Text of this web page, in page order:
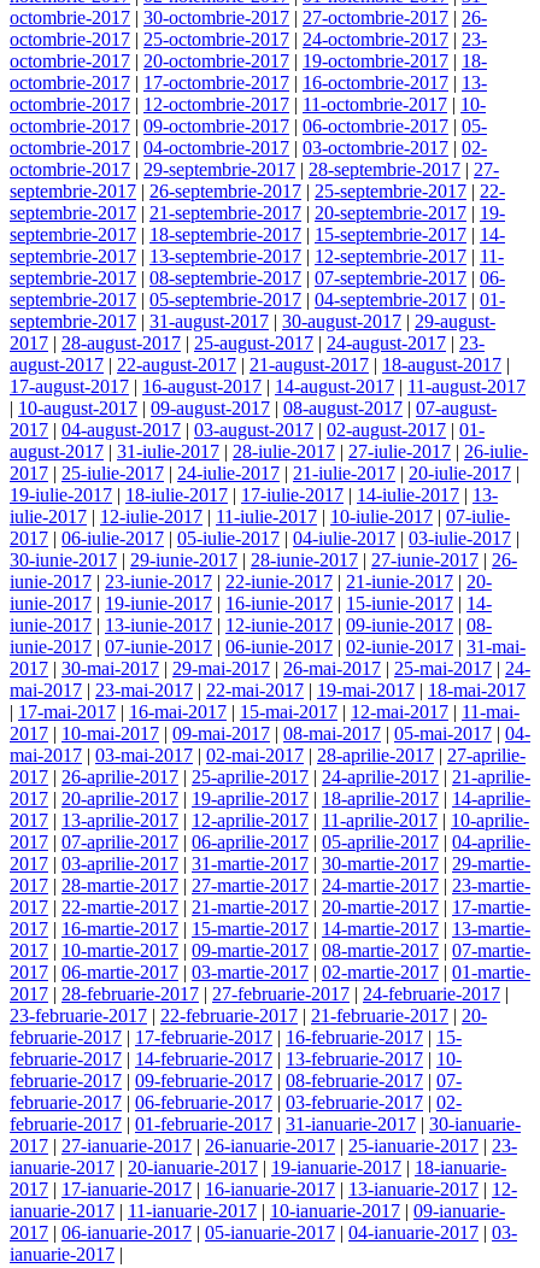
octombrie-2017 | 30-octombrie-2017 | 27-octombrie-2017 | 26-
octombrie-2017 | 25-octombrie-2017 | 24-octombrie-2017 | 23-
octombrie-2017 | 20-octombrie-2017 | 19-octombrie-2017 | 18-
octombrie-2017 | 17-octombrie-2017 | 16-octombrie-2017 | 13-
octombrie-2017 | 12-octombrie-2017 | 11-octombrie-2017 | 10-
octombrie-2017 | 09-octombrie-2017 | 06-octombrie-2017 | 05-
octombrie-2017 | 04-octombrie-2017 | 03-octombrie-2017 | 02-
octombrie-2017 | 29-septembrie-2017 | 28-septembrie-2017 | 27-
septembrie-2017 | 26-septembrie-2017 | 25-septembrie-2017 | 22-
septembrie-2017 | 21-septembrie-2017 | 20-septembrie-2017 | 19-
septembrie-2017 | 18-septembrie-2017 | 15-septembrie-2017 | 14-
septembrie-2017 | 13-septembrie-2017 | 12-septembrie-2017 | 11-
septembrie-2017 | 08-septembrie-2017 | 07-septembrie-2017 | 06-
septembrie-2017 | 05-septembrie-2017 | 04-septembrie-2017 | 01-
septembrie-2017 | 31-august-2017 | 30-august-2017 | 29-august-
2017 | 28-august-2017 | 25-august-2017 | 24-august-2017 | 23-
august-2017 | 22-august-2017 | 21-august-2017 | 18-august-2017 |
17-august-2017 | 16-august-2017 | 14-august-2017 | 11-august-2017
| 10-august-2017 | 09-august-2017 | 08-august-2017 | 07-august-
2017 | 04-august-2017 | 03-august-2017 | 02-august-2017 | 01-
august-2017 | 31-iulie-2017 | 28-iulie-2017 | 27-iulie-2017 | 26-iulie-
2017 | 25-iulie-2017 | 24-iulie-2017 | 21-iulie-2017 | 20-iulie-2017 |
19-iulie-2017 | 18-iulie-2017 | 17-iulie-2017 | 14-iulie-2017 | 13-
iulie-2017 | 12-iulie-2017 | 11-iulie-2017 | 10-iulie-2017 | 07-iulie-
2017 | 06-iulie-2017 | 05-iulie-2017 | 04-iulie-2017 | 03-iulie-2017 |
30-iunie-2017 | 29-iunie-2017 | 28-iunie-2017 | 27-iunie-2017 | 26-
iunie-2017 | 23-iunie-2017 | 22-iunie-2017 | 21-iunie-2017 | 20-
iunie-2017 | 19-iunie-2017 | 16-iunie-2017 | 15-iunie-2017 | 14-
iunie-2017 | 13-iunie-2017 | 12-iunie-2017 | 09-iunie-2017 | 08-
iunie-2017 | 07-iunie-2017 | 06-iunie-2017 | 02-iunie-2017 | 31-mai-
2017 | 30-mai-2017 | 29-mai-2017 | 26-mai-2017 | 25-mai-2017 | 24-
mai-2017 | 23-mai-2017 | 22-mai-2017 | 19-mai-2017 | 18-mai-2017
| 17-mai-2017 | 16-mai-2017 | 15-mai-2017 | 12-mai-2017 | 11-mai-
2017 | 10-mai-2017 | 09-mai-2017 | 08-mai-2017 | 05-mai-2017 | 04-
mai-2017 | 03-mai-2017 | 02-mai-2017 | 28-aprilie-2017 | 27-aprilie-
2017 | 26-aprilie-2017 | 25-aprilie-2017 | 24-aprilie-2017 | 21-aprilie-
2017 | 20-aprilie-2017 | 19-aprilie-2017 | 18-aprilie-2017 | 14-aprilie-
2017 | 13-aprilie-2017 | 12-aprilie-2017 | 11-aprilie-2017 | 10-aprilie-
2017 | 07-aprilie-2017 | 06-aprilie-2017 | 05-aprilie-2017 | 04-aprilie-
2017 | 03-aprilie-2017 | 31-martie-2017 | 30-martie-2017 | 29-martie-
2017 | 28-martie-2017 | 27-martie-2017 | 24-martie-2017 | 23-martie-
2017 | 22-martie-2017 | 21-martie-2017 | 20-martie-2017 | 17-martie-
2017 | 16-martie-2017 | 15-martie-2017 | 14-martie-2017 | 13-martie-
2017 | 10-martie-2017 | 09-martie-2017 | 08-martie-2017 | 07-martie-
2017 | 06-martie-2017 | 03-martie-2017 | 02-martie-2017 | 01-martie-
2017 | 28-februarie-2017 | 27-februarie-2017 | 24-februarie-2017 |
23-februarie-2017 | 22-februarie-2017 | 21-februarie-2017 | 20-
februarie-2017 | 17-februarie-2017 | 16-februarie-2017 | 15-
februarie-2017 | 14-februarie-2017 | 13-februarie-2017 | 10-
februarie-2017 | 09-februarie-2017 | 08-februarie-2017 | 07-
februarie-2017 | 06-februarie-2017 | 03-februarie-2017 | 02-
februarie-2017 | 01-februarie-2017 | 31-ianuarie-2017 | 30-ianuarie-
2017 | 27-ianuarie-2017 | 26-ianuarie-2017 | 25-ianuarie-2017 | 23-
ianuarie-2017 | 20-ianuarie-2017 | 19-ianuarie-2017 | 18-ianuarie-
2017 | 17-ianuarie-2017 | 16-ianuarie-2017 | 13-ianuarie-2017 | 12-
ianuarie-2017 | 11-ianuarie-2017 | 10-ianuarie-2017 | 09-ianuarie-
2017 | 06-ianuarie-2017 | 05-ianuarie-2017 | 04-ianuarie-2017 | 03-
ianuarie-2017 |